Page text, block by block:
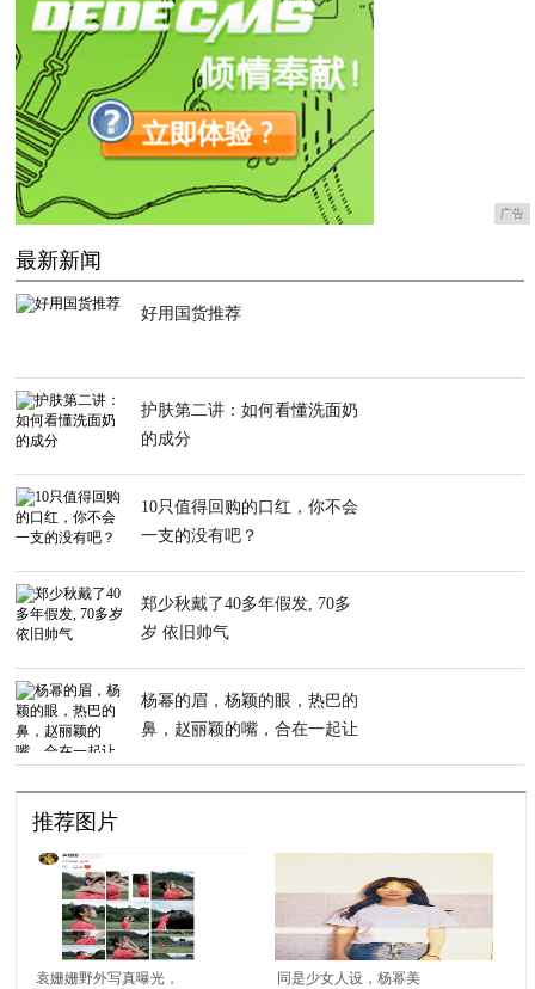
广告
最新新闻
好用国货推荐
护肤第二讲：如何看懂洗面奶
的成分
10只值得回购的口红，你不会
一支的没有吧？
郑少秋戴了40多年假发, 70多
岁 依旧帅气
杨幂的眉，杨颖的眼，热巴的
鼻，赵丽颖的嘴，合在一起让
推荐图片
袁姗姗野外写真曝光， 同是少女人设，杨幂美